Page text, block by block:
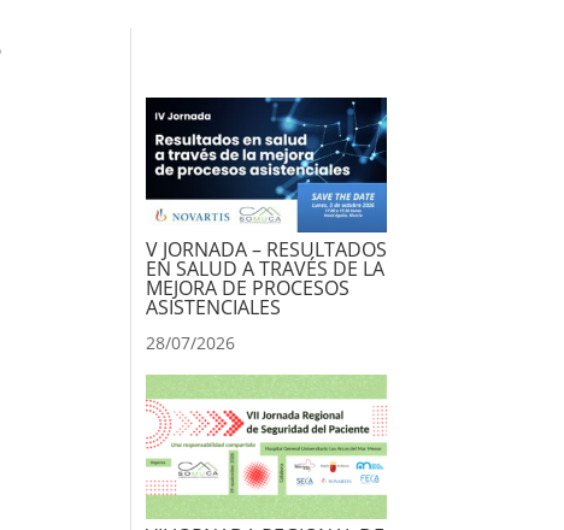
V JORNADA – RESULTADOS
EN SALUD A TRAVÉS DE LA
MEJORA DE PROCESOS
ASISTENCIALES
28/07/2026